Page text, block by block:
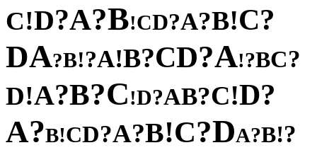
C!D?A?B!CD?A?B!C?
DA?B!?A!B?CD?A!?BC?
D!A?B?C!D?AB?C!D?
A?B!CD?A?B!C?DA?B!?